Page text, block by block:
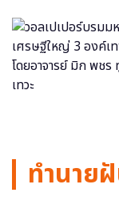
ทำนาย